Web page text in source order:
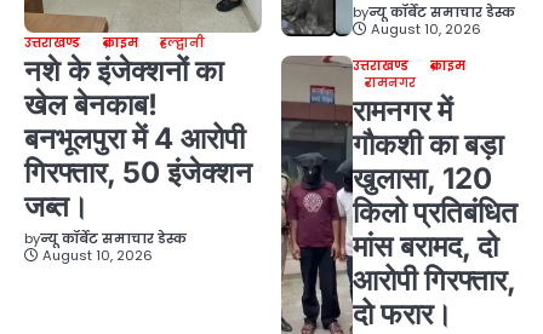
उत्तराखण्ड क्राइम हल्द्वानी
नशे के इंजेक्शनों का
खेल बेनकाब!
बनभूलपुरा में 4 आरोपी
गिरफ्तार, 50 इंजेक्शन
जब्त।
byन्यू कॉर्बेट समाचार डेस्क
August 10, 2026
byन्यू कॉर्बेट समाचार डेस्क
August 10, 2026
उत्तराखण्ड
क्राइम
रामनगर
रामनगर में
गौकशी का बड़ा
खुलासा, 120
किलो प्रतिबंधित
मांस बरामद, दो
आरोपी गिरफ्तार,
दो फरार।